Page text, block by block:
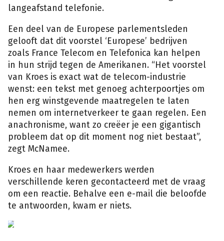
langeafstand telefonie.
Een deel van de Europese parlementsleden
gelooft dat dit voorstel ‘Europese’ bedrijven
zoals France Telecom en Telefonica kan helpen
in hun strijd tegen de Amerikanen. “Het voorstel
van Kroes is exact wat de telecom-industrie
wenst: een tekst met genoeg achterpoortjes om
hen erg winstgevende maatregelen te laten
nemen om internetverkeer te gaan regelen. Een
anachronisme, want zo creëer je een gigantisch
probleem dat op dit moment nog niet bestaat”,
zegt McNamee.
Kroes en haar medewerkers werden
verschillende keren gecontacteerd met de vraag
om een reactie. Behalve een e-mail die beloofde
te antwoorden, kwam er niets.